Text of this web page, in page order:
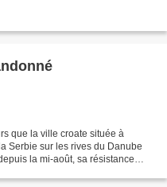
que la ville croate située à
Serbie sur les rives du Danube
la mi-août, sa résistance